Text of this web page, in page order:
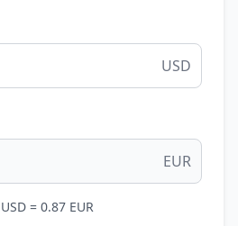
USD
EUR
= 0.87 EUR